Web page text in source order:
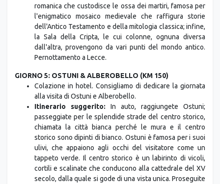
romanica che custodisce le ossa dei martiri, famosa per
l'enigmatico mosaico medievale che raffigura storie
dell'Antico Testamento e della mitologia classica; infine,
la Sala della Cripta, le cui colonne, ognuna diversa
dall'altra, provengono da vari punti del mondo antico.
Pernottamento a Lecce.
GIORNO 5: OSTUNI & ALBEROBELLO (KM 150)
Colazione in hotel. Consigliamo di dedicare la giornata
alla visita di Ostuni e Alberobello.
Itinerario suggerito: In auto, raggiungete Ostuni;
passeggiate per le splendide strade del centro storico,
chiamata la città bianca perché le mura e il centro
storico sono dipinti di bianco. Ostuni è famosa per i suoi
ulivi, che appaiono agli occhi del visitatore come un
tappeto verde. Il centro storico è un labirinto di vicoli,
cortili e scalinate che conducono alla cattedrale del XV
secolo, dalla quale si gode di una vista unica. Proseguite